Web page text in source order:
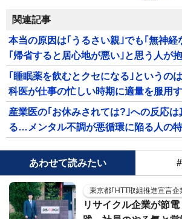
関連記事
本当の原因は｢うるさい親｣でも｢無神
｢帰省すると居心地が悪い｣と思う人が
｢睡眠薬を飲むとクセになる｣というの
科医が仕事の忙しい時期に適量を服用
産業医の｢お休みされては?｣への反応
る…メンタル不調が悪循環に陥る人の
あわせて読みたい
東京都｢HTT取組推進宣言企
リサイクル企業が節